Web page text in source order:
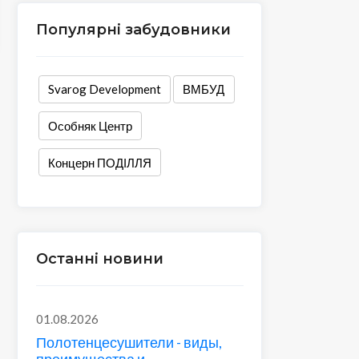
Популярні забудовники
Svarog Development ВМБУД
Особняк Центр
Концерн ПОДІЛЛЯ
Останні новини
01.08.2026
Полотенцесушители - виды,